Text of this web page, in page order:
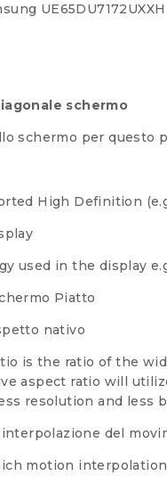
schermo
schermo per questo
High Definition
used in the display
Piatto
nativo
is the ratio of the
aspect ratio will
resolution and less
del
motion